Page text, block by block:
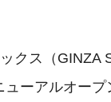
クス（GINZA
ーアルオー